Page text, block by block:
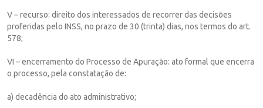
V – recurso: direito dos interessados de recorrer das decisões
proferidas pelo INSS, no prazo de 30 (trinta) dias, nos termos do art.
578;
VI – encerramento do Processo de Apuração: ato formal que encerra
o processo, pela constatação de:
a) decadência do ato administrativo;